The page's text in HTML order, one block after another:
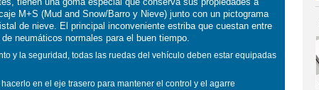
M+S (Mud and Snow/Barro y Nieve) junto con un pictograma
de nieve. El principal inconveniente estriba que cuestan entre
neumáticos normales para el buen tiempo.
y la seguridad, todas las ruedas del vehículo deben estar equipadas
en el eje trasero para mantener el control y el agarre